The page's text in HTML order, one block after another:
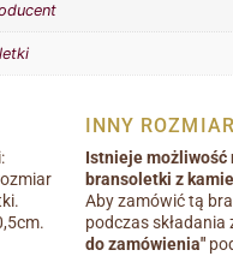
INNY
Istnieje możliwość
bransoletki z
Aby zamówić tą
podczas
do zamówienia"